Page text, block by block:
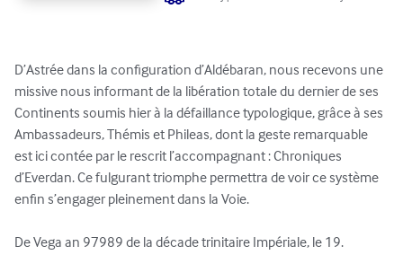
D’Astrée dans la configuration d’Aldébaran, nous recevons une
missive nous informant de la libération totale du dernier de ses
Continents soumis hier à la défaillance typologique, grâce à ses
Ambassadeurs, Thémis et Phileas, dont la geste remarquable
est ici contée par le rescrit l’accompagnant : Chroniques
d’Everdan. Ce fulgurant triomphe permettra de voir ce système
enfin s’engager pleinement dans la Voie.
De Vega an 97989 de la décade trinitaire Impériale, le 19.